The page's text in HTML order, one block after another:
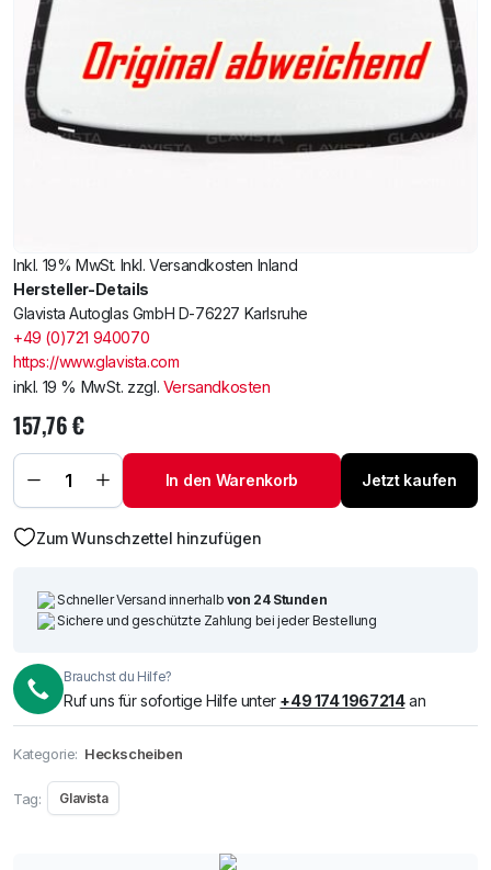
Inkl. 19% MwSt. Inkl. Versandkosten Inland
Hersteller-Details
Glavista Autoglas GmbH D-76227 Karlsruhe
+49 (0)721 940070
https://www.glavista.com
inkl. 19 % MwSt. zzgl. Versandkosten
157,76€
Heckscheibe
Opel Corsa
C 3/5-T 00-
+Loch
privacy
In den Warenkorb Jetzt kaufen
Zum Wunschzettel hinzufügen
Schneller Versand innerhalb von 24 Stunden
Sichere und geschützte Zahlung bei jeder Bestellung
Brauchst du Hilfe?
Ruf uns für sofortige Hilfe unter +49 174 1967214an
Kategorie: Heckscheiben
Tag: Glavista